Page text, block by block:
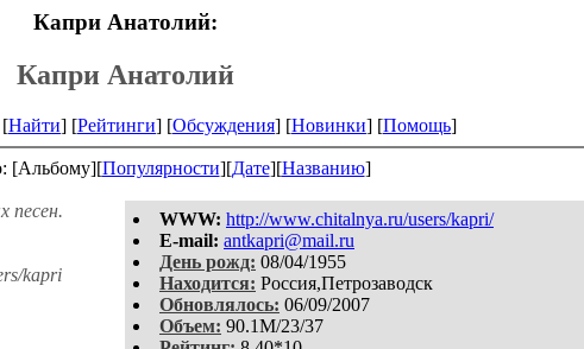
Капри Анатолий:
Капри Анатолий
Найти] [Рейтинги] [Обсуждения] [Новинки] [Помощь]
[Альбому][Популярности][Дате][Названию]
WWW: http://www.chitalnya.ru/users/kapri/
E-mail: antkapri@mail.ru
День рожд: 08/04/1955
Находится: Россия,Петрозаводск
Обновлялось: 06/09/2007
Объем: 90.1M/23/37
песен.
kapri